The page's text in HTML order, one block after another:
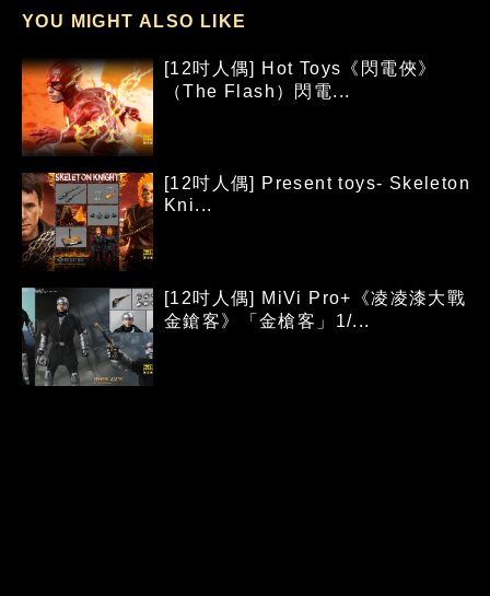
YOU MIGHT ALSO LIKE
[12吋人偶] Hot Toys《閃電俠》
（The Flash）閃電...
[12吋人偶] Present toys- Skeleton
Kni...
[12吋人偶] MiVi Pro+《凌凌漆大戰
金鎗客》「金槍客」1/...